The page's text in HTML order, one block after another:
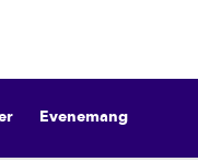
Evenemang